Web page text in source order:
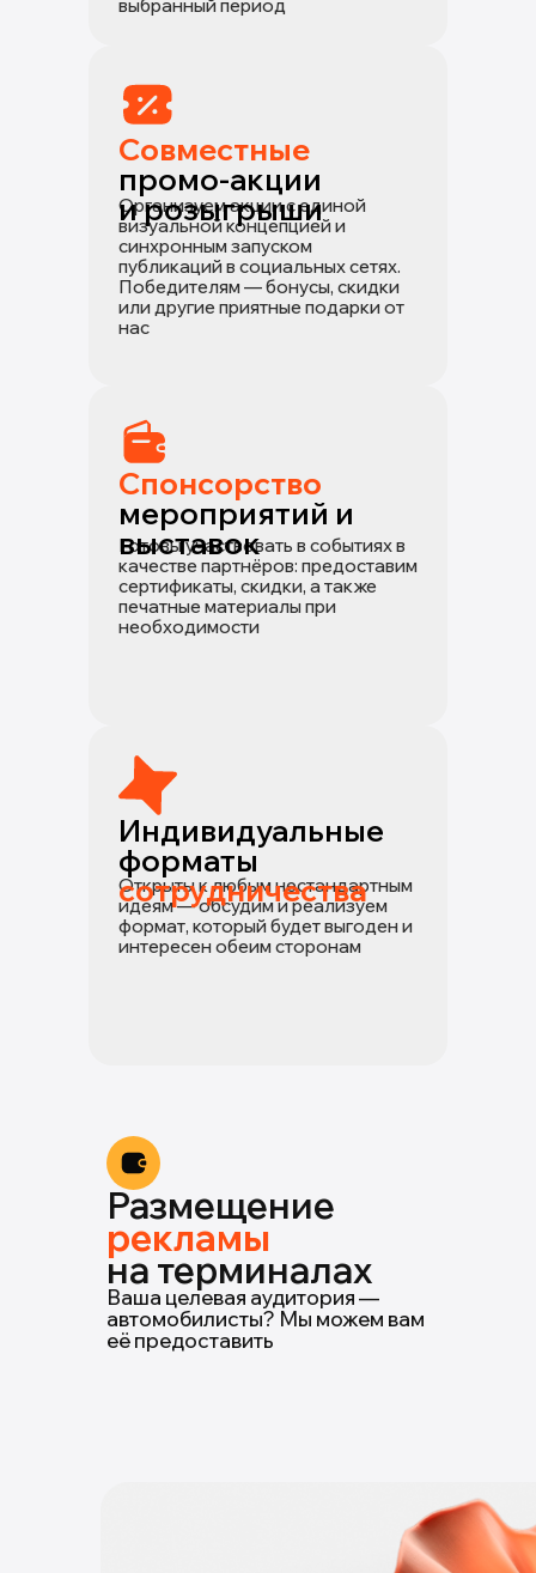
выбранный период
Совместные
промо-акции
и розыгрыши
Организуем акции с единой
визуальной концепцией и
синхронным запуском
публикаций в социальных сетях.
Победителям — бонусы, скидки
или другие приятные подарки от
нас
Спонсорство
мероприятий и
выставок
Готовы участвовать в событиях в
качестве партнёров: предоставим
сертификаты, скидки, а также
печатные материалы при
необходимости
Индивидуальные
форматы
сотрудничества
Открыты к любым нестандартным
идеям — обсудим и реализуем
формат, который будет выгоден и
интересен обеим сторонам
Размещение
рекламы
на терминалах
Ваша целевая аудитория —
автомобилисты? Мы можем вам
её предоставить